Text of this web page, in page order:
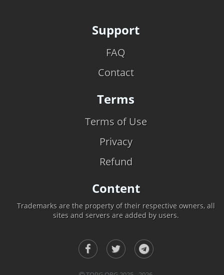
Support
FAQ
Contact
Terms
Terms of Use
Privacy
Refund
Content
Trademarks are the property of their respective owners, all
sites and servers are added by users.